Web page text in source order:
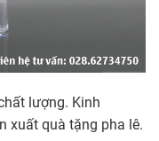
lượng. Kinh
xuất quà tặng pha lê.